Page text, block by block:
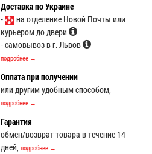
Доставка по Украине
-
на отделение Новой Почты или
курьером до двери
- самовывоз в г. Львов
подробнее →
Оплата при получении
или другим удобным способом,
подробнее →
Гарантия
обмен/возврат товара в течение 14
дней,подробнее →